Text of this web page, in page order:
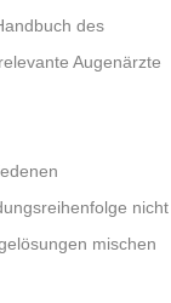
des
Augenärzte
nicht
mischen